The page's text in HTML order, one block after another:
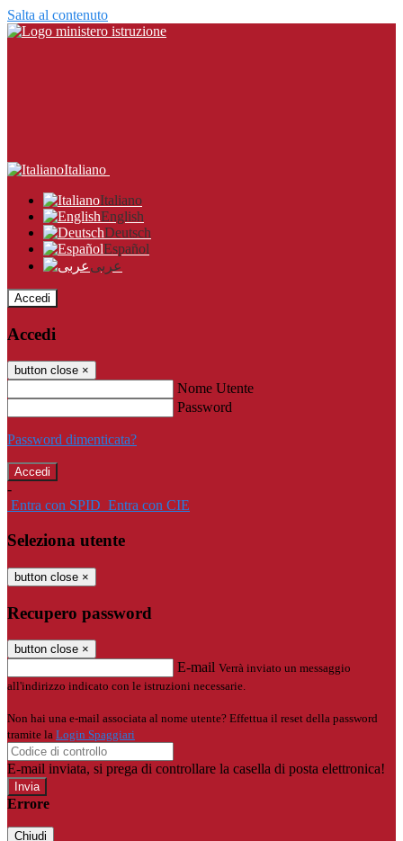
Salta al contenuto
Italiano
Italiano
English
Deutsch
Español
عربى
Accedi
Accedi
button close ×
Nome Utente
Password
Password dimenticata?
-
Entra con SPID Entra con CIE
Seleziona utente
button close ×
Recupero password
button close ×
E-mail Verrà inviato un messaggio
all'indirizzo indicato con le istruzioni necessarie.
Non hai una e-mail associata al nome utente? Effettua il reset della password
tramite la Login Spaggiari
E-mail inviata, si prega di controllare la casella di posta elettronica!
Errore
Chiudi